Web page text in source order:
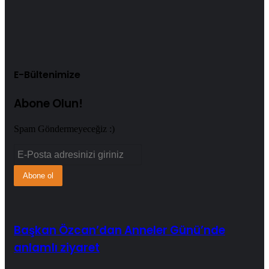
E-Bültenimize
Abone Olun!
Spam Göndermeyeceğiz :)
E-
Posta
adresinizi
giriniz
Başkan Özcan’dan Anneler Günü’nde
anlamlı ziyaret